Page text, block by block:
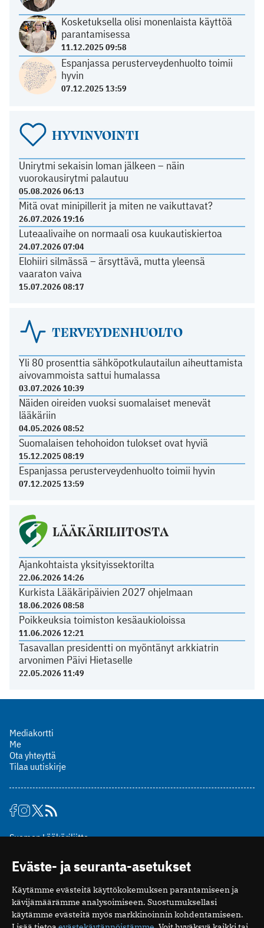
Kosketuksella olisi monenlaista käyttöä
parantamisessa
11.12.2025 09:58
Espanjassa perusterveydenhuolto toimii
hyvin
07.12.2025 13:59
HYVINVOINTI
Unirytmi sekaisin loman jälkeen – näin
vuorokausirytmi palautuu
05.08.2026 06:13
Mitä ovat minipillerit ja miten ne vaikuttavat?
26.07.2026 19:16
Luteaalivaihe on normaali osa kuukautiskiertoa
24.07.2026 07:04
Elohiiri silmässä – ärsyttävä, mutta yleensä
vaaraton vaiva
15.07.2026 08:17
TERVEYDENHUOLTO
Yli 80 prosenttia sähköpotkulautailun aiheuttamista
aivovammoista sattui humalassa
03.07.2026 10:39
Näiden oireiden vuoksi suomalaiset menevät
lääkäriin
04.05.2026 08:52
Suomalaisen tehohoidon tulokset ovat hyviä
15.12.2025 08:19
Espanjassa perusterveydenhuolto toimii hyvin
07.12.2025 13:59
LÄÄKÄRILIITOSTA
Ajankohtaista yksityissektorilta
22.06.2026 14:26
Kurkista Lääkäripäivien 2027 ohjelmaan
18.06.2026 08:58
Poikkeuksia toimiston kesäaukioloissa
11.06.2026 12:21
Tasavallan presidentti on myöntänyt arkkiatrin
arvonimen Päivi Hietaselle
22.05.2026 11:49
Mediakortti
Me
Ota yhteyttä
Tilaa uutiskirje
Suomen Lääkäriliitto
00510 Helsinki
puh. (09) 393 091
toimitus@potilaanlaakarilehti.fi
ISSN 2323-9476
Eväste- ja seuranta-asetukset
Käytämme evästeitä käyttökokemuksen parantamiseen ja
kävijämäärämme analysoimiseen. Suostumuksellasi
käytämme evästeitä myös markkinoinnin kohdentamiseen.